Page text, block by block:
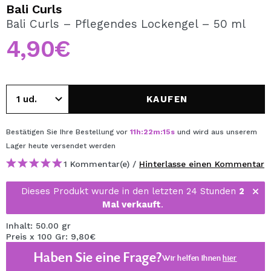
REGISTRIEREN
Durch die Erstellung eines Kontos bei Maquillalia.de
können Sie Ihre Einkäufe schnell tätigen, den Status Ihrer
Bali Curls
Bali Curls – Pflegendes Lockengel – 50 ml
4,90€
KAUFEN
Bestätigen Sie Ihre Bestellung vor 11h:22m:15s und wird aus unserem
Lager heute versendet werden
1 Kommentar(e) / Hinterlasse einen Kommentar
Dieses Produkt wurde in den letzten 24 Stunden 2
Mal verkauft.
Inhalt: 50.00 gr
Preis x 100 Gr: 9,80€
Haben Sie eine Frage?Wir helfen Ihnenhier